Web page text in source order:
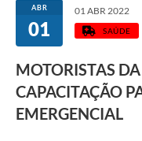
ABR
01
01 ABR 2022
SAÚDE
MOTORISTAS
CAPACITAÇÃO
EMERGENCIAL